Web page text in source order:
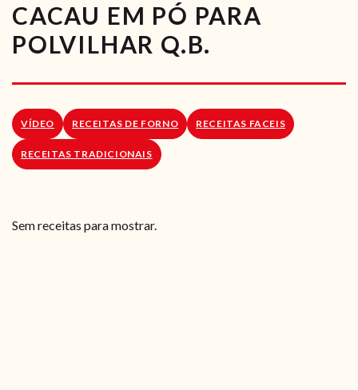
VÍDEOS
RECEITAS VEGGIE
LOJA ONLINE
CACAU EM PÓ PARA
POLVILHAR Q.B.
VÍDEO RECEITAS DE FORNO RECEITAS FACEIS
RECEITAS TRADICIONAIS
Sem receitas para mostrar.